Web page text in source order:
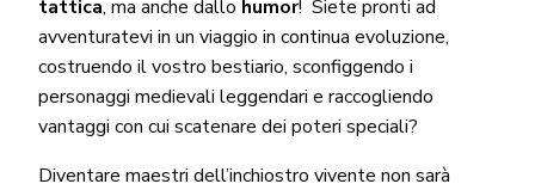
tattica, ma anche dallo humor! Siete pronti ad
avventuratevi in un viaggio in continua evoluzione,
costruendo il vostro bestiario, sconfiggendo i
personaggi medievali leggendari e raccogliendo
vantaggi con cui scatenare dei poteri speciali?
Diventare maestri dell’inchiostro vivente non sarà